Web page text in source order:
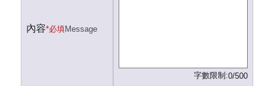
內容*必填Message
字數限制:0/500